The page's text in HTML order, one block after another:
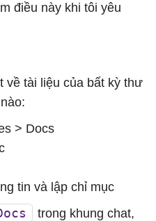
điều này khi tôi yêu
về tài liệu của bất kỳ thư
> Docs
tin và lập chỉ mục
trong khung chat,